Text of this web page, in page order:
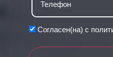
Согласен(на) с